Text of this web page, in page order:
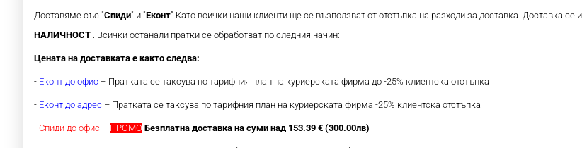
Доставяме със "Спиди" и "Еконт" .Като всички наши клиенти ще се възползват от отстъпка на разходи за доставка. Доставка
НАЛИЧНОСТ
. Всички останали пратки се обработват по следния начин:
Цената на доставката е както следва:
- Еконт до офис – Пратката се таксува по тарифния план на куриерската фирма до -25% клиентска отстъпка
- Еконт до адрес – Пратката се таксува по тарифния план на куриерската фирма -25% клиентска отстъпка
- Спиди до офис – ПРОМО Безплатна доставка на суми над 153.39 € (300.00лв)